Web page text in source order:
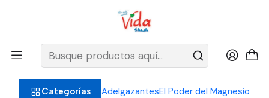
Categorías AdelgazantesEl Poder del Magnesio
BIENVENIDOS ALIMENTOS NATURALES VIDA SANA